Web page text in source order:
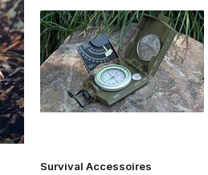
Survival Accessoires